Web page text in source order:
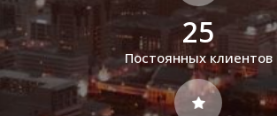
25
Постоянных клиентов